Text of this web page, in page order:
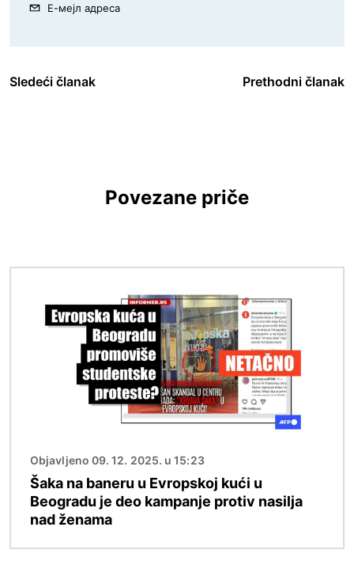
Е-мејл адреса
Sledeći članak Prethodni članak
Povezane priče
Objavljeno 09. 12. 2025. u 15:23
Šaka na baneru u Evropskoj kući u
Beogradu je deo kampanje protiv nasilja
nad ženama